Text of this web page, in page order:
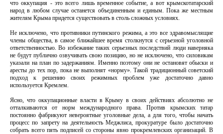
что оккупация - это всего лишь временное событие, а вот крымскотатарский
народ в любом случае останется объединенным и единым. Пока же местным
жителям Крыма придется существовать в столь сложных условиях.
Не исключено, что противники путинского режима, а это все здравомыслящие
члены общества, в самое ближайшее время столкнутся с серьезной уголовной
ответственностью. Во избежание таких серьезных последствий люди наверняка
не будут публично озвучивать свою позицию, но не исключено, что силовикам
указали на план по задержаниям. Именно поэтому они не остановят обыски и
аресты до тех пор, пока не выполнят «норму». Такой традиционный советский
подход к решению своих режимных проблем уже достаточно давно
используется Кремлем.
Ясно, что оккупационные власти в Крыму в своих действиях абсолютно не
отталкиваются от норм международного права. Против крымских татар
постоянно фабрикуют невероятные уголовные дела, а для того, чтобы начать
процесс по запрету на деятельность Меджлиса, прокуратуре было достаточно
собрать всего пять подписей со стороны явно прокремлевских организаций. В